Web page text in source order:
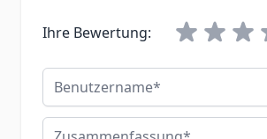
Ihre Bewertung:
Benutzername
Zusammenfassung